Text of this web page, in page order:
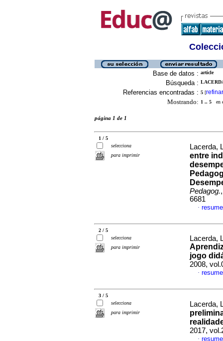
Base de datos : article
Búsqueda :
Referencias encontradas : 5 [refinar
Mostrando: 1 .. 5 en
página 1 de 1
1 / 5
selecciona
para imprimir
Lacerda,
entre
Pedagog.
6681
·
2 / 5
selecciona
para imprimir
Lacerda,
jogo
2008,
·
3 / 5
selecciona
para imprimir
Lacerda,
2017,
·